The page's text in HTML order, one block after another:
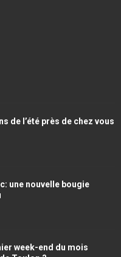
de l’été près de chez vous
une nouvelle bougie
week-end du mois